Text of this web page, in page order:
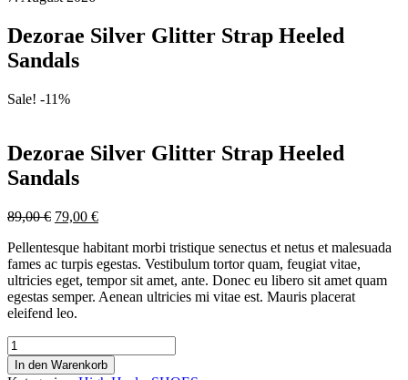
Dezorae Silver Glitter Strap Heeled
Sandals
Sale! -11%
Dezorae Silver Glitter Strap Heeled
Sandals
89,00€ Ursprünglicher
war:
89,00 €
79,00 €Aktueller
ist:
79,00 €.
Pellentesque habitant morbi tristique senectus et netus et malesuada
fames ac turpis egestas. Vestibulum tortor quam, feugiat vitae,
ultricies eget, tempor sit amet, ante. Donec eu libero sit amet quam
egestas semper. Aenean ultricies mi vitae est. Mauris placerat
eleifend leo.
Dezorae
Silver
Glitter
In den Warenkorb